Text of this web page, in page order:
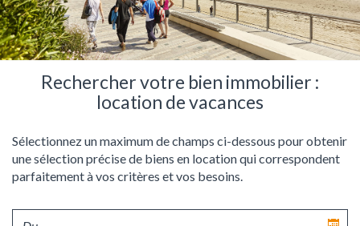
Rechercher votre bien immobilier :
location de vacances
Sélectionnez un maximum de champs ci-dessous pour obtenir
une sélection précise de biens en location qui correspondent
parfaitement à vos critères et vos besoins.